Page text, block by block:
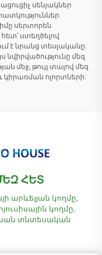
սենյակներ
սերտորեն
ստեղծելով
է նրանց տեսլականը:
մեզ
մեջ, թույլ տալով մեզ
կիրառման ոլորտների:
ՀԵՏ
արևելյան կողմը,
կողմը,
տնտեսական